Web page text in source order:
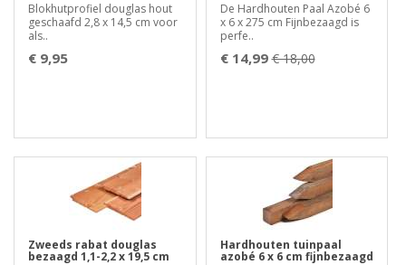
Blokhutprofiel douglas hout
geschaafd 2,8 x 14,5 cm voor
als..
€ 9,95
De Hardhouten Paal Azobé 6
x 6 x 275 cm Fijnbezaagd is
perfe..
€ 14,99 € 18,00
Zweeds rabat douglas
bezaagd 1,1-2,2 x 19,5 cm
Hardhouten tuinpaal
azobé 6 x 6 cm fijnbezaagd